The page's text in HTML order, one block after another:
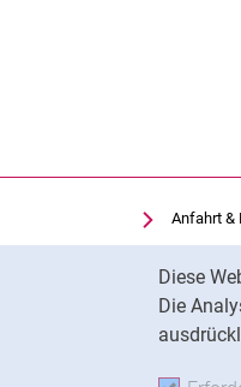
Diese
Die
Anfahrt &
Cookie-